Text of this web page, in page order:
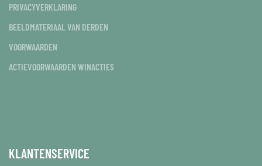
PRIVACYVERKLARING
BEELDMATERIAAL VAN DERDEN
VOORWAARDEN
ACTIEVOORWAARDEN WINACTIES
KLANTENSERVICE